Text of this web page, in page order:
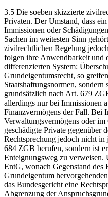
3.5 Die soeben skizzierte
Privaten. Der Umstand, dass
Immissionen oder
Sachen im weitesten Sinn
zivilrechtlichen Regelung
folgen ihre Anwendbarkeit und
differenzierten System:
Grundeigentumsrecht, so
Staatshaftungsnormen,
grundsätzlich nach Art. 679
allerdings nur bei Immissionen
Finanzvermögens der Fall. Bei
Verwaltungsvermögens oder
geschädigte Private gegenüber
Rechtsprechung jedoch nicht
684 ZGB berufen, sondern ist
Enteignungsweg zu
EntG, wonach Gegenstand des
Grundeigentum
das Bundesgericht eine
Abgrenzung der